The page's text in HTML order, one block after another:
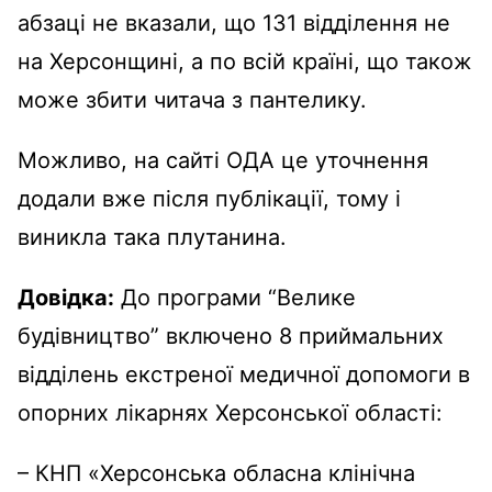
абзаці не вказали, що 131 відділення не
на Херсонщині, а по всій країні, що також
може збити читача з пантелику.
Можливо, на сайті ОДА це уточнення
додали вже після публікації, тому і
виникла така плутанина.
Довідка: До програми “Велике
будівництво” включено 8 приймальних
відділень екстреної медичної допомоги в
опорних лікарнях Херсонської області:
– КНП «Херсонська обласна клінічна